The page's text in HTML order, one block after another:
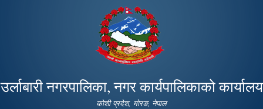
Skip to
main
content
उर्लाबारी नगरपालिका, नगर कार्यपालिकाको कार्यालय
कोशी प्रदेश, माेरङ, नेपाल